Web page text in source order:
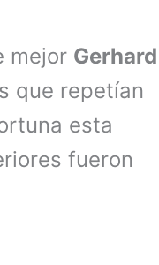
mejor Gerhard
que repetían
esta
fueron